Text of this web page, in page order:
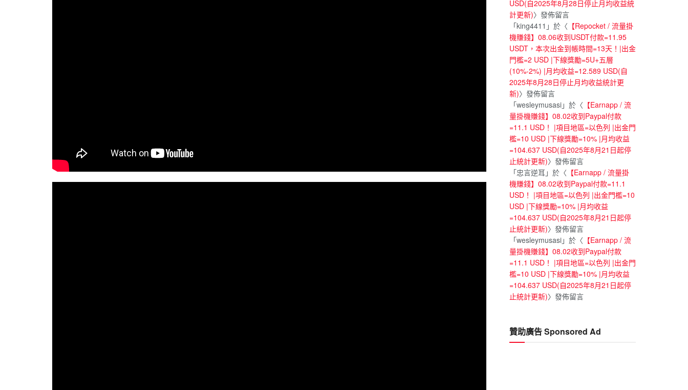
USD(自2025年8月28日停止月均收益統
計更新)〉發佈留言
「king4411 」於〈 【Repocket / 流量掛
機賺錢】08.06收到USDT付款=11.95
USDT，本次出金到帳時間=13天！|出金
門檻=2 USD |下線獎勵=5U+五層
(10%-2%) |月均收益=12.589 USD(自
2025年8月28日停止月均收益統計更
新)〉發佈留言
「wesleymusasi」於〈 【Earnapp / 流
量掛機賺錢】08.02收到Paypal付款
=11.1 USD！ |項目地區=以色列 |出金門
檻=10 USD |下線獎勵=10% |月均收益
=104.637 USD(自2025年8月21日起停
止統計更新)〉發佈留言
「忠言逆耳 」於〈 【Earnapp / 流量掛
機賺錢】08.02收到Paypal付款=11.1
USD！ |項目地區=以色列 |出金門檻=10
USD |下線獎勵=10% |月均收益
=104.637 USD(自2025年8月21日起停
止統計更新)〉發佈留言
「wesleymusasi」於〈 【Earnapp / 流
量掛機賺錢】08.02收到Paypal付款
=11.1 USD！ |項目地區=以色列 |出金門
檻=10 USD |下線獎勵=10% |月均收益
=104.637 USD(自2025年8月21日起停
止統計更新)〉發佈留言
贊助廣告 Sponsored Ad